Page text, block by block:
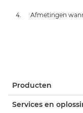
Afmetingen
Producten
Services en